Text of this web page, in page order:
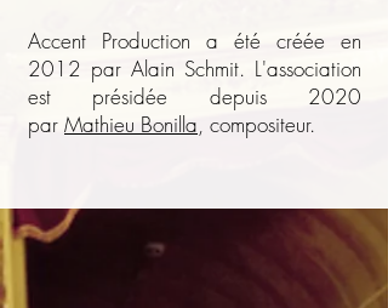
Accent Production a été créée en
2012 par Alain Schmit. L'association
est présidée depuis 2020
par Mathieu Bonilla, compositeur.